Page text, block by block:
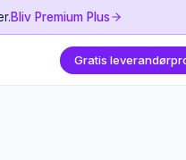
Bliv Premium Plus
Gratis